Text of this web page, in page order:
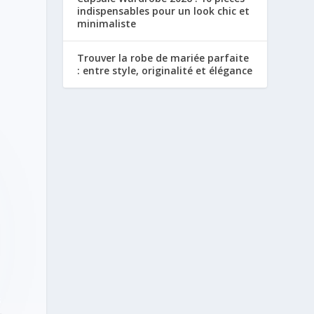
indispensables pour un look chic et
minimaliste
Trouver la robe de mariée parfaite
: entre style, originalité et élégance